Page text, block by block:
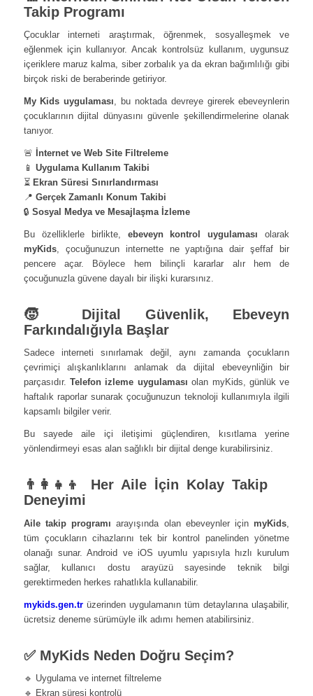
Takip Programı
Çocuklar interneti araştırmak, öğrenmek, sosyalleşmek ve
eğlenmek için kullanıyor. Ancak kontrolsüz kullanım, uygunsuz
içeriklere maruz kalma, siber zorbalık ya da ekran bağımlılığı gibi
birçok riski de beraberinde getiriyor.
My Kids uygulaması, bu noktada devreye girerek ebeveynlerin
çocuklarının dijital dünyasını güvenle şekillendirmelerine olanak
tanıyor.
🚨
İnternet ve Web Site Filtreleme
📱 Uygulama Kullanım Takibi
⏳ Ekran Süresi Sınırlandırması
📍 Gerçek Zamanlı Konum Takibi
🔒 Sosyal Medya ve Mesajlaşma İzleme
Bu özelliklerle birlikte, ebeveyn kontrol uygulaması olarak
myKids, çocuğunuzun internette ne yaptığına dair şeffaf bir
pencere açar. Böylece hem bilinçli kararlar alır hem de
çocuğunuzla güvene dayalı bir ilişki kurarsınız.
🧒 Dijital Güvenlik, Ebeveyn
Farkındalığıyla Başlar
Sadece interneti sınırlamak değil, aynı zamanda çocukların
çevrimiçi alışkanlıklarını anlamak da dijital ebeveynliğin bir
parçasıdır. Telefon izleme uygulaması olan myKids, günlük ve
haftalık raporlar sunarak çocuğunuzun teknoloji kullanımıyla ilgili
kapsamlı bilgiler verir.
Bu sayede aile içi iletişimi güçlendiren, kısıtlama yerine
yönlendirmeyi esas alan sağlıklı bir dijital denge kurabilirsiniz.
👨‍👩‍👧‍👦 Her Aile İçin Kolay Takip
Deneyimi
Aile takip programı arayışında olan ebeveynler için myKids
tüm çocukların cihazlarını tek bir kontrol panelinden yönetme
olanağı sunar. Android ve iOS uyumlu yapısıyla hızlı kurulum
sağlar, kullanıcı dostu arayüzü sayesinde teknik bilgi
gerektirmeden herkes rahatlıkla kullanabilir.
mykids.gen.trüzerinden uygulamanın tüm detaylarına ulaşabilir,
ücretsiz deneme sürümüyle ilk adımı hemen atabilirsiniz.
✅ MyKids Neden Doğru Seçim?
🔹 Uygulama ve internet filtreleme
🔹 Ekran süresi kontrolü